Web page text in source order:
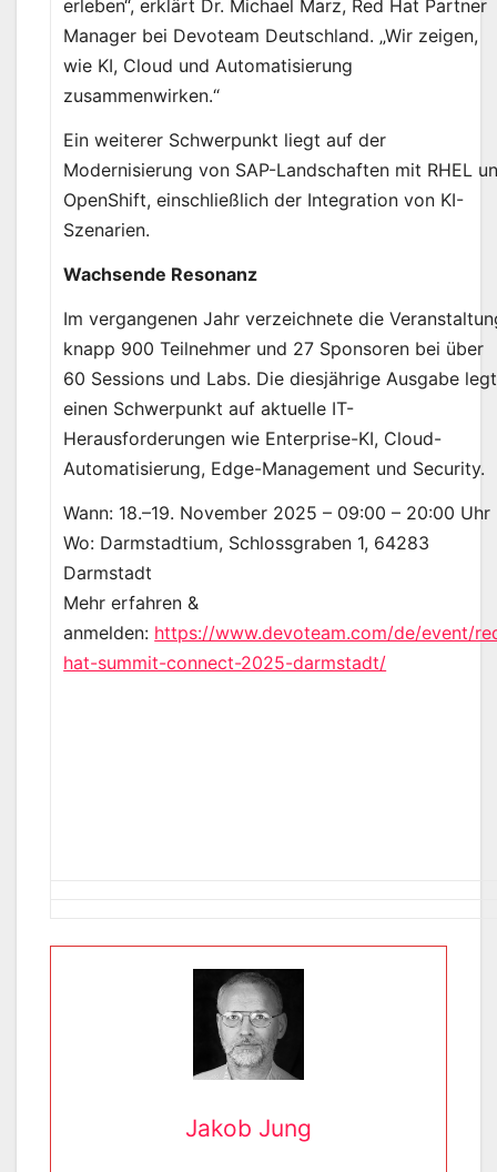
erleben“, erklärt Dr. Michael Marz, Red Hat Partner
Manager bei Devoteam Deutschland. „Wir zeigen,
wie KI, Cloud und Automatisierung
zusammenwirken.“
Ein weiterer Schwerpunkt liegt auf der
Modernisierung von SAP-Landschaften mit RHEL
OpenShift, einschließlich der Integration von KI-
Szenarien.
Wachsende Resonanz
Im vergangenen Jahr verzeichnete die
knapp 900 Teilnehmer und 27 Sponsoren bei über
60 Sessions und Labs. Die diesjährige Ausgabe legt
einen Schwerpunkt auf aktuelle IT-
Herausforderungen wie Enterprise-KI, Cloud-
Automatisierung, Edge-Management und Security.
Wann: 18.–19. November 2025 – 09:00 – 20:00 Uhr
Wo: Darmstadtium, Schlossgraben 1, 64283
Darmstadt
Mehr erfahren &
anmelden: https://www.devoteam.com/de/event/
hat-summit-connect-2025-darmstadt/
Jakob Jung